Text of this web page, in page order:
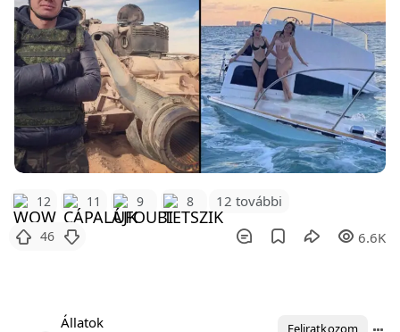
12 11 9 8 12 további
46 6.6K
Állatok Feliratkozom